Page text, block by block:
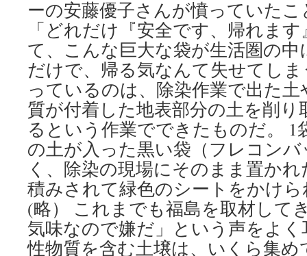
ーの安藤優子さんが憤っていた
「どれだけ『安全です、帰れま
て、こんな巨大な袋が生活圏の
だけで、帰る気なんて失せてし
っているのは、除染作業で出た
質が付着した地表部分の土を削
るという作業でできたものだ。 1
の土が入った黒い袋（フレコン
く、除染の現場にそのまま置か
積みされて緑色のシートをかけ
(略） これまでも福島を取材して
気味なので嫌だ」という声をよ
性物質を含む土壌は、いくら集